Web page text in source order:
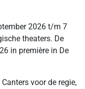
2026 t/m 7
theaters. De
in première in De
voor de regie,